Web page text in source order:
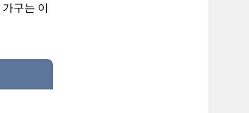
구는 이